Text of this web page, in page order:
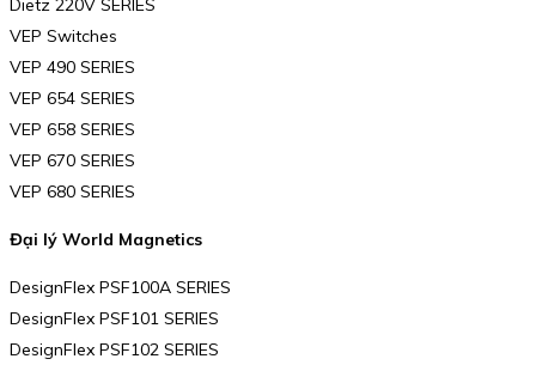
Dietz 220V SERIES
VEP Switches
VEP 490 SERIES
VEP 654 SERIES
VEP 658 SERIES
VEP 670 SERIES
VEP 680 SERIES
Đại lý World Magnetics
DesignFlex PSF100A SERIES
DesignFlex PSF101 SERIES
DesignFlex PSF102 SERIES